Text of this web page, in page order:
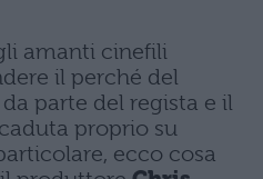
amanti cinefili
il perché del
parte del regista e il
proprio su
ecco cosa